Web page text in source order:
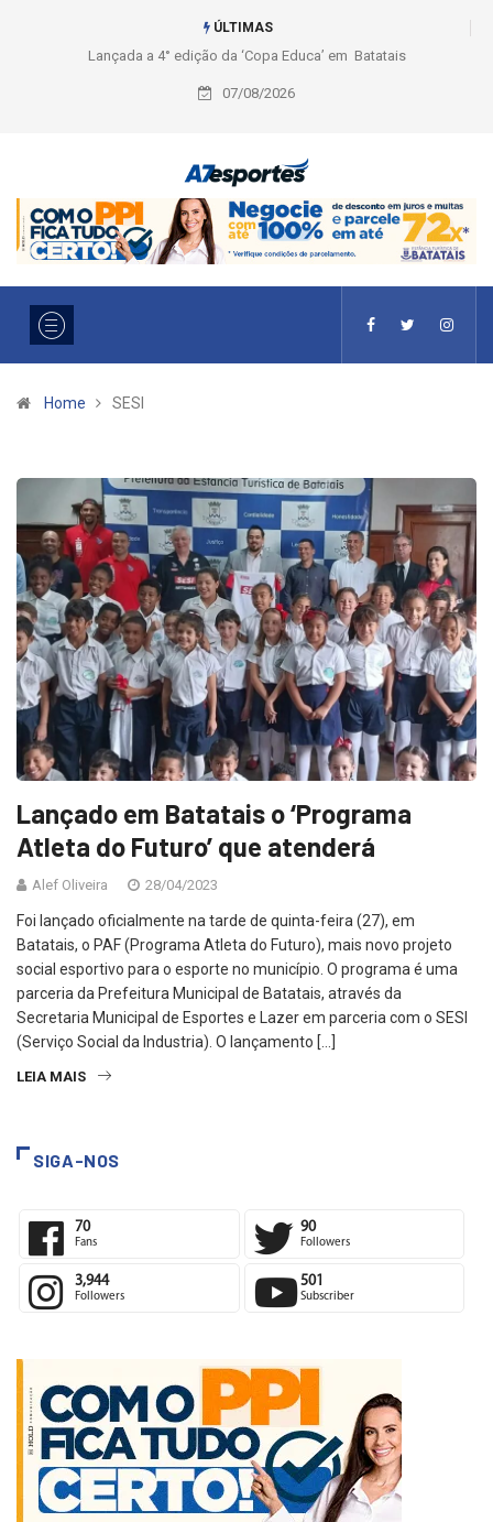
ÚLTIMAS
a 4° edição da ‘Copa Educa’ em Batatais Liga 2026: Equipes
07/08/2026
Home SESI
Lançado em Batatais o ‘Programa
Atleta do Futuro’ que atenderá
Alef Oliveira 28/04/2023
Foi lançado oficialmente na tarde de quinta-feira (27), em
Batatais, o PAF (Programa Atleta do Futuro), mais novo projeto
social esportivo para o esporte no município. O programa é uma
parceria da Prefeitura Municipal de Batatais, através da
Secretaria Municipal de Esportes e Lazer em parceria com o SESI
(Serviço Social da Industria). O lançamento […]
LEIA MAIS
SIGA-NOS
70
Fans
90
Followers
3,944
Followers
501
Subscriber